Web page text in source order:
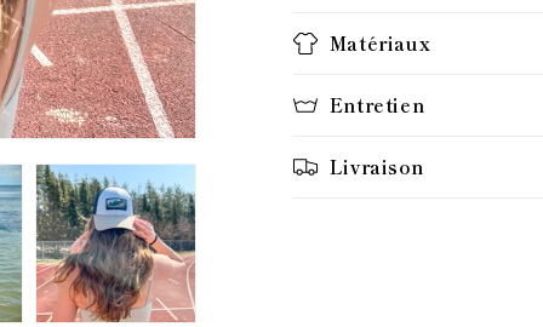
Matériaux
Entretien
Livraison